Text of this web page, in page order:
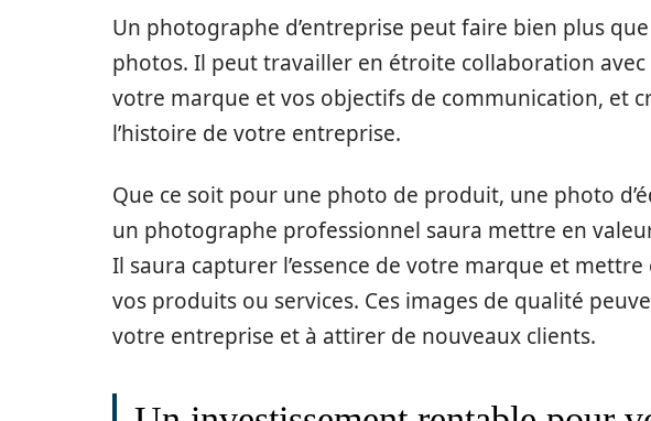
Un photographe d’entreprise peut faire bien plus
photos. Il peut travailler en étroite collaboration
votre marque et vos objectifs de communication, et
l’histoire de votre entreprise.
Que ce soit pour une photo de produit, une photo
un photographe professionnel saura mettre en
Il saura capturer l’essence de votre marque et
vos produits ou services. Ces images de qualité
votre entreprise et à attirer de nouveaux clients.